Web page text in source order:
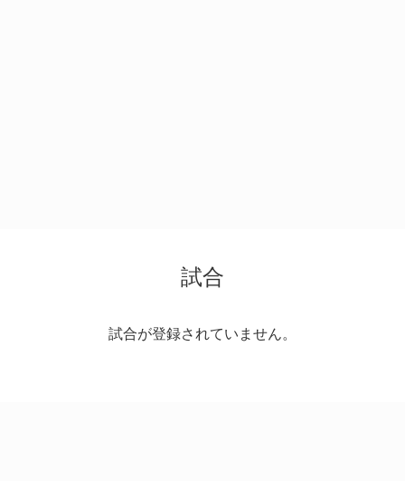
試合
試合が登録されていません。